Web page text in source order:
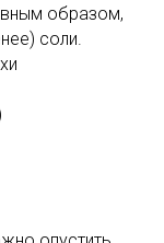
образом,
соли.